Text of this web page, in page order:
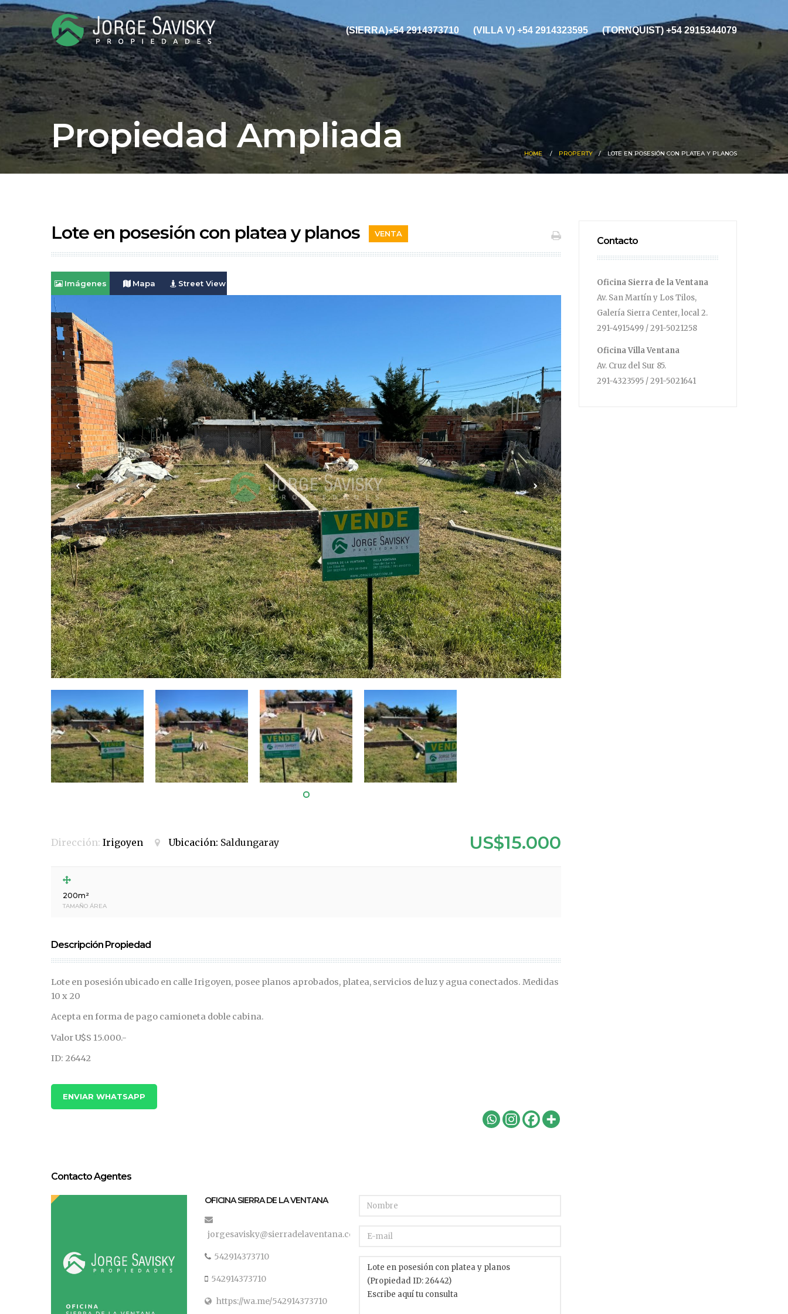
(SIERRA)+54 2914373710 (VILLA V) +54 2914323595 (TORNQUIST) +54 2915344079
Propiedad Ampliada HOME PROPERTY LOTE EN POSESIÓN CON PLATEA Y PLANOS
Lote en posesión con platea y planos VENTA
Imágenes Mapa Street View
Dirección: Irigoyen Ubicación: Saldungaray US$15.000
200m²
TAMAÑO ÁREA
Descripción Propiedad
Lote en posesión ubicado en calle Irigoyen, posee planos aprobados, platea, servicios de luz y agua conectados. Medidas
10 x 20
Acepta en forma de pago camioneta doble cabina.
Valor U$S 15.000.-
ID: 26442
ENVIAR WHATSAPP
Contacto Agentes
OFICINA SIERRA DE LA VENTANA
jorgesavisky@sierradelaventana.com
542914373710
542914373710
https://wa.me/542914373710
Contacto
Oficina Sierra de la Ventana
Av. San Martín y Los Tilos,
Galería Sierra Center, local 2.
291-4915499 / 291-5021258
Oficina Villa Ventana
Av. Cruz del Sur 85.
291-4323595 / 291-5021641